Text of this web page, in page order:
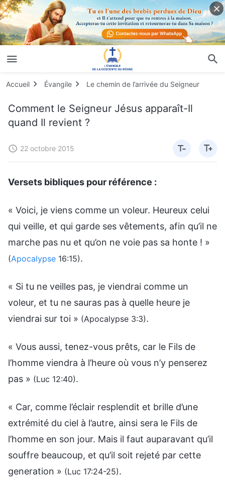
Accueil Évangile Le chemin de l’arrivée du Seigneur
Comment le Seigneur Jésus apparaît-Il
quand Il revient ?
22 octobre 2015
Versets bibliques pour référence :
« Voici, je viens comme un voleur. Heureux celui
qui veille, et qui garde ses vêtements, afin qu’il ne
marche pas nu et qu’on ne voie pas sa honte ! »
(Apocalypse 16:15).
« Si tu ne veilles pas, je viendrai comme un
voleur, et tu ne sauras pas à quelle heure je
viendrai sur toi » (Apocalypse 3:3).
« Vous aussi, tenez-vous prêts, car le Fils de
l’homme viendra à l’heure où vous n’y penserez
pas » (Luc 12:40).
« Car, comme l’éclair resplendit et brille d’une
extrémité du ciel à l’autre, ainsi sera le Fils de
l’homme en son jour. Mais il faut auparavant qu’il
souffre beaucoup, et qu’il soit rejeté par cette
generation » (Luc 17:24-25).